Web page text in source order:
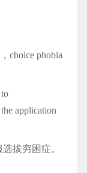
choice phobia
application
拔穷困症。